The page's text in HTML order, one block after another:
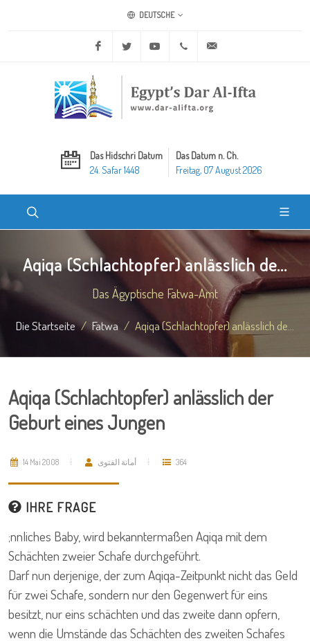
DEUTSCHE
Facebook Twitter Youtube +20 2 25970400
Das Hidschri Datum
24. Safar 1448
Das Datum n. Ch.
Freitag, 07 August 2026
Aqiqa (Schlachtopfer) anlässlich de...
Das Ägyptische Fatwa-Amt
Die Startseite Fatwa Aqiqa (Schlachtopfer) anlässlich de...
Aqiqa (Schlachtopfer) anlässlich der
Geburt eines Jungen
14 Mai 2008 أمانة الفتوى 364
IHRE FRAGE
;nnliches Baby, wird bekanntermaßen Aqiqa mit dem
Schächten zweier Schafe durchgeführt.
Darf nun derjenige, der zum Aqiqa-Zeitpunkt nicht das Geld
für zwei Schafe, sondern nur den Gegenwert für eins
besitzt, nur eins schächten und das zweite dann opfern,
wenn die Umstände das Schächten des zweiten Schafes